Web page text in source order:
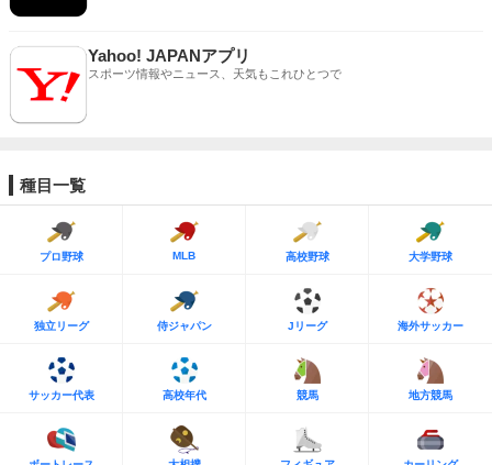
Yahoo! JAPANアプリ
スポーツ情報やニュース、天気もこれひとつで
種目一覧
プロ野球 MLB 高校野球 大学野球
独立リーグ 侍ジャパン Jリーグ 海外サッカー
サッカー代表 高校年代 競馬 地方競馬